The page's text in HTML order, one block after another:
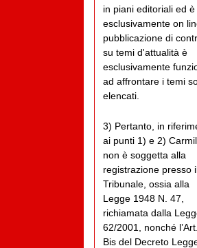
in piani editoriali ed è
esclusivamente on
pubblicazione di
su temi d'attualità è
esclusivamente
ad affrontare i temi
elencati.
3) Pertanto, in
ai punti 1) e 2)
non è soggetta alla
registrazione presso
Tribunale, ossia alla
Legge 1948 N. 47,
richiamata dalla
62/2001, nonché
Bis del Decreto